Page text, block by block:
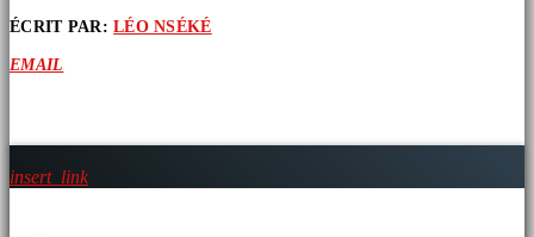
ÉCRIT PAR:LÉO NSÉKÉ
EMAIL
insert_link